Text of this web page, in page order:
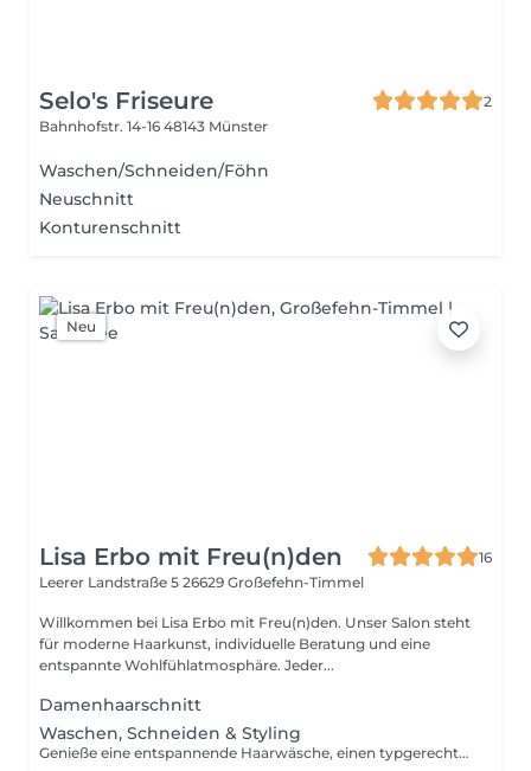
Selo's Friseure
2
Bahnhofstr. 14-16 48143 Münster
Waschen/Schneiden/Föhn
Neuschnitt
Konturenschnitt
Neu
Lisa Erbo mit Freu(n)den
16
Leerer Landstraße 5 26629 Großefehn-Timmel
Willkommen bei Lisa Erbo mit Freu(n)den. Unser Salon steht
für moderne Haarkunst, individuelle Beratung und eine
entspannte Wohlfühlatmosphäre. Jeder...
Damenhaarschnitt
Waschen, Schneiden & Styling
Genieße eine entspannende Haarwäsche, einen typgerechten Haarschnitt und ein professionelles Styling. Gemeinsam kreieren wir einen Look, der perfekt zu dir und deinem Alltag passt.